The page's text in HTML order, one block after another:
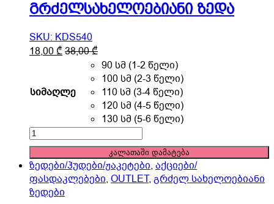
გრძელსახელოებიანი ზედა
SKU: KDS540
18,00₾38,00₾This
product
has
multiple
variants.
The
options
may
be
chosen
on
სიმაღლე
90 სმ (1-2 წელი)
100 სმ (2-3 წელი)
110 სმ (3-4 წელი)
120 სმ (4-5 წელი)
130 სმ (5-6 წელი)
გრძელსახელოებიანი
ზედა
quantity
კალათაში დამატება
ზედები/ჰუდები/ჟაკეტები, აქციები/
ფასდაკლებები, OUTLET, გრძელ სახელოებიანი
ზედები